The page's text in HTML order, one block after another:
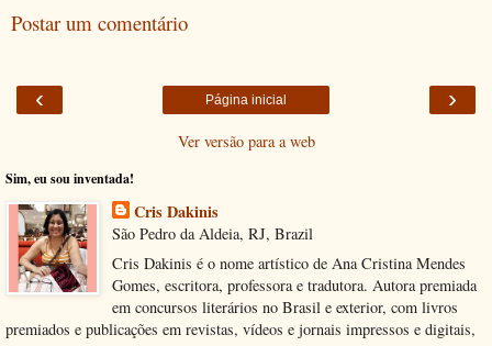
Postar um comentário
‹ ›
Página inicial
Ver versão para a web
Sim, eu sou inventada!
Cris Dakinis
São Pedro da Aldeia, RJ, Brazil
Cris Dakinis é o nome artístico de Ana Cristina Mendes
Gomes, escritora, professora e tradutora. Autora premiada
em concursos literários no Brasil e exterior, com livros
premiados e publicações em revistas, vídeos e jornais impressos e digitais,